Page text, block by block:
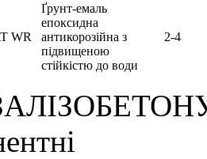
WR
Ґрунт-емаль
епоксидна
антикорозійна з
підвищеною
стійкістю до води
2-4